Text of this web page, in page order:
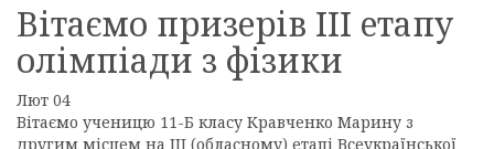
Вітаємо призерів ІІІ етапу
олімпіади з фізики
Лют 04
Вітаємо ученицю 11-Б класу Кравченко Марину з
другим місцем на III (обласному) етапі Всеукраїнської